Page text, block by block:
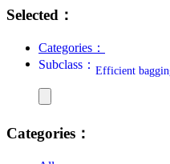
Selected：
Categories：
Subclass： Efficient
Categories：